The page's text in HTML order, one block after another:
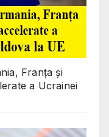
Franța și
a Ucrainei